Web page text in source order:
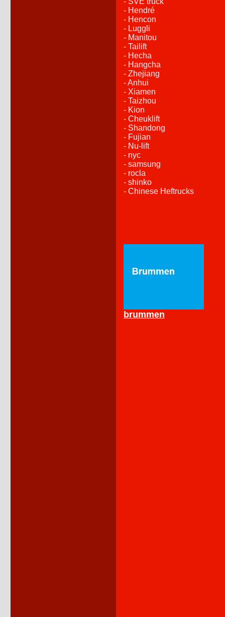
- Hendré
- Hencon
- Luggli
- Manitou
- Tailift
- Hecha
- Hangcha
- Zhejiang
- Anhui
- Xiamen
- Taizhou
- Kion
- Cheuklift
- Shandong
- Fujian
- Nu-lift
- nyc
- samsung
- rocla
- shinko
- Chinese Heftrucks
brummen